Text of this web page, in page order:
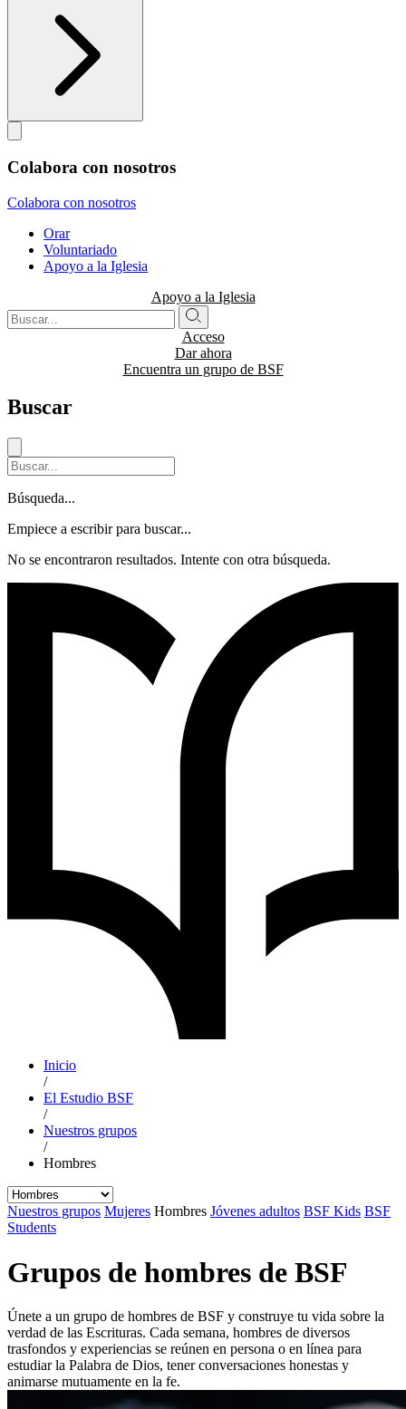
Colabora con nosotros
Colabora con nosotros
Orar
Voluntariado
Apoyo a la Iglesia
Apoyo a la Iglesia
Acceso
Dar ahora
Encuentra un grupo de BSF
Buscar
Búsqueda...
Empiece a escribir para buscar...
No se encontraron resultados. Intente con otra búsqueda.
Inicio
/
El Estudio BSF
/
Nuestros grupos
/
Hombres
Nuestros grupos Mujeres Hombres Jóvenes adultos BSF Kids BSF
Students
Grupos de hombres de BSF
Únete a un grupo de hombres de BSF y construye tu vida sobre la
verdad de las Escrituras. Cada semana, hombres de diversos
trasfondos y experiencias se reúnen en persona o en línea para
estudiar la Palabra de Dios, tener conversaciones honestas y
animarse mutuamente en la fe.